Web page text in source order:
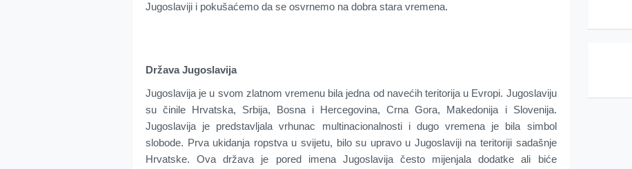
Jugoslaviji i pokušaćemo da se osvrnemo na dobra stara vremena.
Država Jugoslavija
Jugoslavija je u svom zlatnom vremenu bila jedna od navećih teritorija u Evropi. Jugoslaviju
su činile Hrvatska, Srbija, Bosna i Hercegovina, Crna Gora, Makedonija i Slovenija.
Jugoslavija je predstavljala vrhunac multinacionalnosti i dugo vremena je bila simbol
slobode. Prva ukidanja ropstva u svijetu, bilo su upravo u Jugoslaviji na teritoriji sadašnje
Hrvatske. Ova država je pored imena Jugoslavija često mijenjala dodatke ali biće